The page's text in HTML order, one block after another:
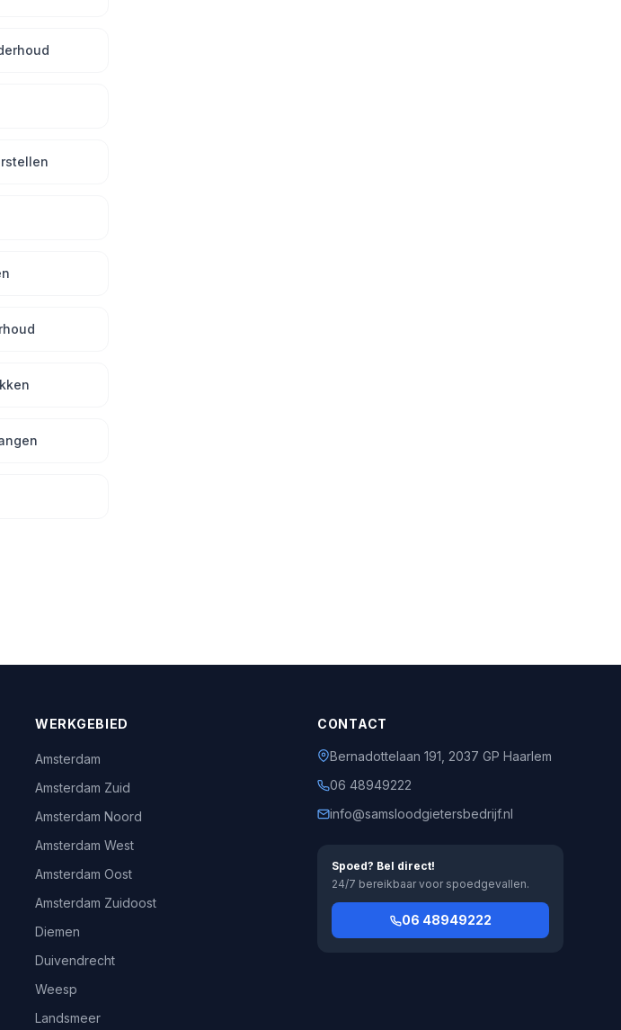
WERKGEBIED
Amsterdam
Amsterdam Zuid
Amsterdam Noord
Amsterdam West
Amsterdam Oost
Amsterdam Zuidoost
Diemen
Duivendrecht
Weesp
Landsmeer
CONTACT
Bernadottelaan 191, 2037 GP Haarlem
06 48949222
info@samsloodgietersbedrijf.nl
Spoed? Bel direct!
24/7 bereikbaar voor spoedgevallen.
06 48949222